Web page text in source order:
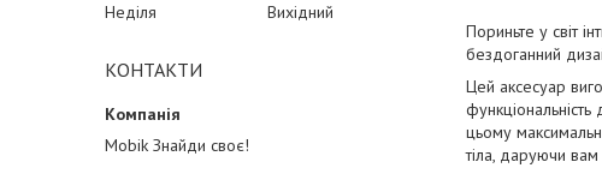
Неділя
Вихідний
КОНТАКТИ
Mobik Знайди своє!
Пориньте у світ
бездоганний
Цей аксесуар
цьому
тіла, даруючи вам